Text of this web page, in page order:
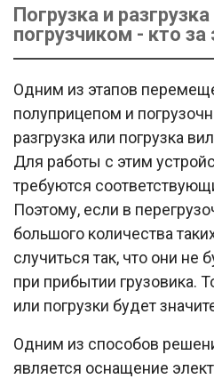
Погрузка и
погрузчиком - кто за
Одним из этапов
полуприцепом и
разгрузка или погрузка
Для работы с этим
требуются
Поэтому, если в
большого количества
случиться так, что они не
при прибытии грузовика.
или погрузки будет
Одним из способов
является оснащение